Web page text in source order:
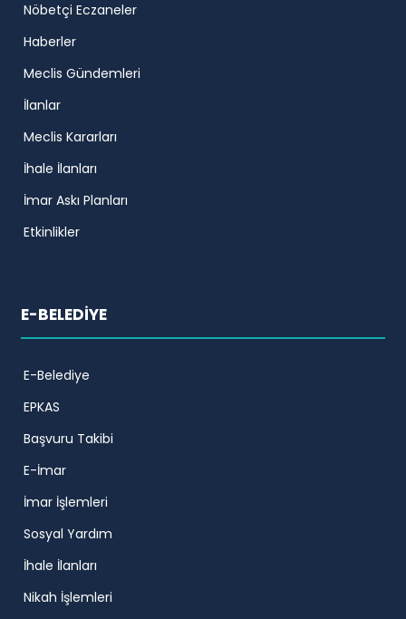
Nöbetçi Eczaneler
Haberler
Meclis Gündemleri
İlanlar
Meclis Kararları
İhale İlanları
İmar Askı Planları
Etkinlikler
E-BELEDİYE
E-Belediye
EPKAS
Başvuru Takibi
E-İmar
İmar İşlemleri
Sosyal Yardım
İhale İlanları
Nikah İşlemleri